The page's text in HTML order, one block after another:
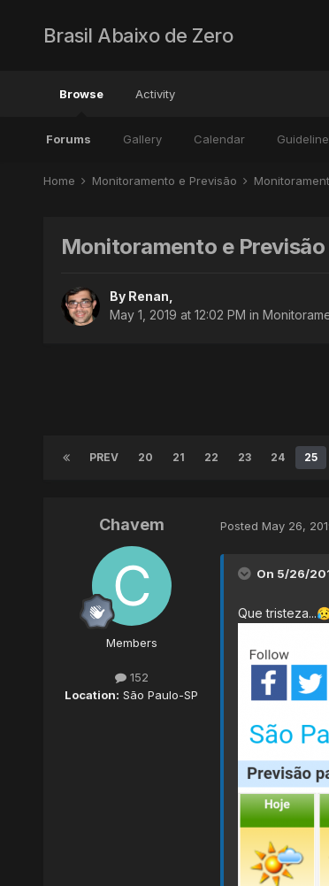
Brasil Abaixo de Zero
Browse
Forums Gallery Calendar
Activity
Home Monitoramento e Previsão
Monitoramento e
By Renan
May 1, 2019 at 12:02 PM in
PREV 20 21 22 23 24 25
Chavem
Members
152
Location: São Paulo-SP
Posted May 26,
On 5/26/
Que tristeza...